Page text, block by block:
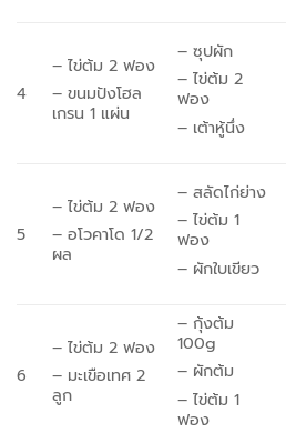
4
– ไข่ต้ม 2 ฟอง
– ขนมปังโฮล
เกรน 1 แผ่น
– ซุปผัก
– ไข่ต้ม 2
ฟอง
– เต้าหู้นึ่ง
5
– ไข่ต้ม 2 ฟอง
– อโวคาโด 1/2
ผล
– สลัดไก่ย่าง
– ไข่ต้ม1
ฟอง
– ผักใบเขียว
6
– ไข่ต้ม 2 ฟอง
– มะเขือเทศ 2
ลูก
– กุ้งต้ม
100g
– ผักต้ม
– ไข่ต้ม 1
ฟอง